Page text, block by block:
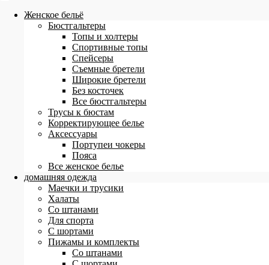
Женское бельё
Бюстгальтеры
Топы и холтеры
Спортивные топы
Спейсеры
Съемные бретели
Широкие бретели
Без косточек
Все бюстгальтеры
Трусы к бюстам
Корректирующее белье
Аксессуары
Портупеи чокеры
Пояса
Все женское белье
домашняя одежда
Маечки и трусики
Халаты
Со штанами
Для спорта
С шортами
Пижамы и комплекты
Со штанами